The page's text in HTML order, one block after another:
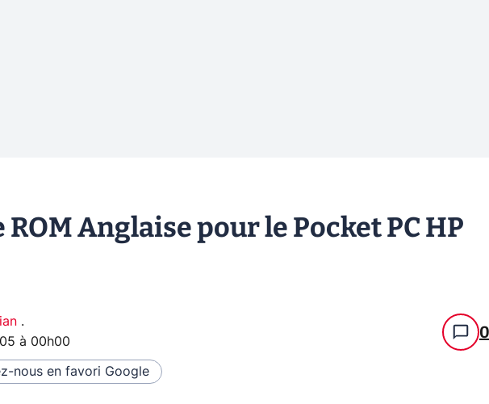
Anglaise pour le Pocket PC HP
.
à 00h00 0
nous en favori Google